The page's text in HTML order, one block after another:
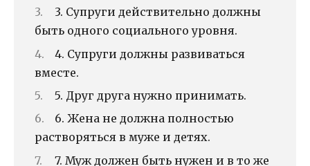
3. Супруги действительно должны
быть одного социального уровня.
4. Супруги должны развиваться
вместе.
5. Друг друга нужно принимать.
6. Жена не должна полностью
растворяться в муже и детях.
7. Муж должен быть нужен и в то же